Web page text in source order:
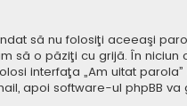
să nu folosiţi aceeaşi
să o păziţi cu grijă. În niciun
interfaţa „Am uitat
apoi software-ul phpBB